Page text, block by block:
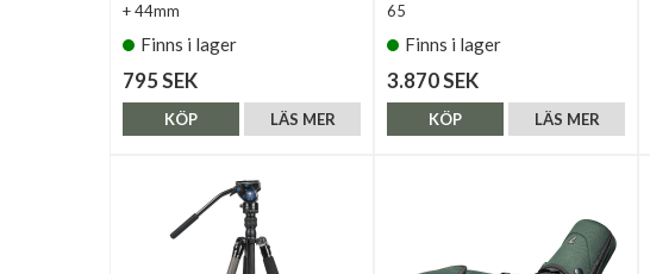
+ 44mm
Finns i lager
795 SEK
LÄS MER
KÖP
65
Finns i lager
3.870 SEK
LÄS MER
KÖP